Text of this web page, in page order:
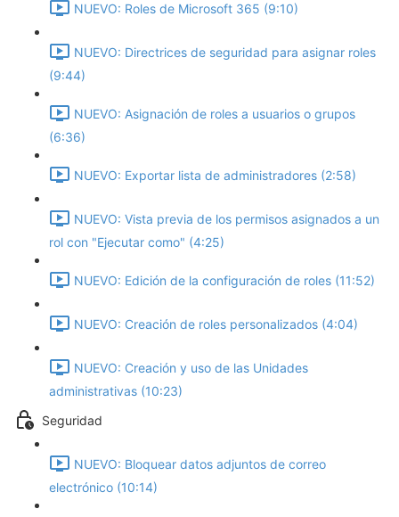
NUEVO: Roles de Microsoft 365 (9:10)
NUEVO: Directrices de seguridad para asignar roles
(9:44)
NUEVO: Asignación de roles a usuarios o grupos
(6:36)
NUEVO: Exportar lista de administradores (2:58)
NUEVO: Vista previa de los permisos asignados a un
rol con "Ejecutar como" (4:25)
NUEVO: Edición de la configuración de roles (11:52)
NUEVO: Creación de roles personalizados (4:04)
NUEVO: Creación y uso de las Unidades
administrativas (10:23)
Seguridad
NUEVO: Bloquear datos adjuntos de correo
electrónico (10:14)